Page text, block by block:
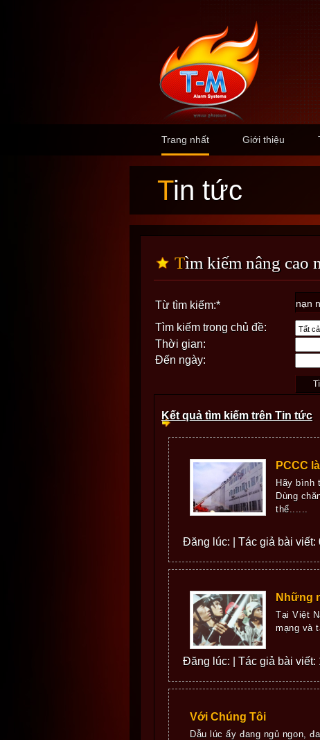
Trang nhất Giới thiệu
Tin tức
Tìm kiếm nâng cao
Từ tìm kiếm:*
Tìm kiếm trong chủ đề:
Thời gian:
Đến ngày:
Kết quả tìm kiếm trên Tin tức
PCCC
Hãy bình
Dùng
thể......
Đăng lúc: | Tác giả bài viết:
Những
Tại Việt
mạng và
Đăng lúc: | Tác giả bài viết:
Với Chúng Tôi
Dẫu lúc ấy đang ngủ ngon,